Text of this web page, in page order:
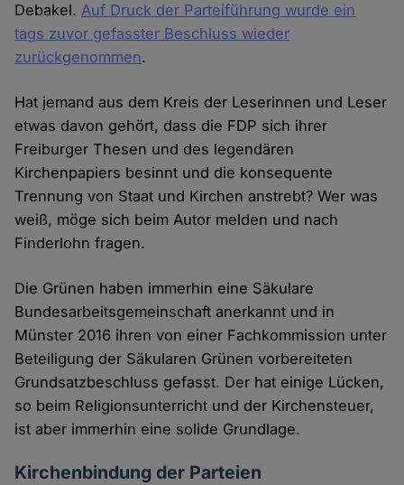
Debakel.Auf Druck der Parteiführung wurde ein
tags zuvor gefasster Beschluss wieder
zurückgenommen.
Hat jemand aus dem Kreis der Leserinnen und Leser
etwas davon gehört, dass die FDP sich ihrer
Freiburger Thesen und des legendären
Kirchenpapiers besinnt und die konsequente
Trennung von Staat und Kirchen anstrebt? Wer was
weiß, möge sich beim Autor melden und nach
Finderlohn fragen.
Die Grünen haben immerhin eine Säkulare
Bundesarbeitsgemeinschaft anerkannt und in
Münster 2016 ihren von einer Fachkommission unter
Beteiligung der Säkularen Grünen vorbereiteten
Grundsatzbeschluss gefasst. Der hat einige Lücken,
so beim Religionsunterricht und der Kirchensteuer,
ist aber immerhin eine solide Grundlage.
Kirchenbindung der Parteien